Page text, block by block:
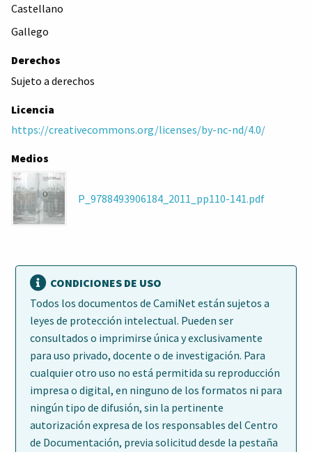
Castellano
Gallego
Derechos
Sujeto a derechos
Licencia
https://creativecommons.org/licenses/by-nc-nd/4.0/
Medios
P_9788493906184_2011_pp110-141.pdf
CONDICIONES DE USO
Todos los documentos de CamiNet están sujetos a
leyes de protección intelectual. Pueden ser
consultados o imprimirse única y exclusivamente
para uso privado, docente o de investigación. Para
cualquier otro uso no está permitida su reproducción
impresa o digital, en ninguno de los formatos ni para
ningún tipo de difusión, sin la pertinente
autorización expresa de los responsables del Centro
de Documentación, previa solicitud desde la pestaña